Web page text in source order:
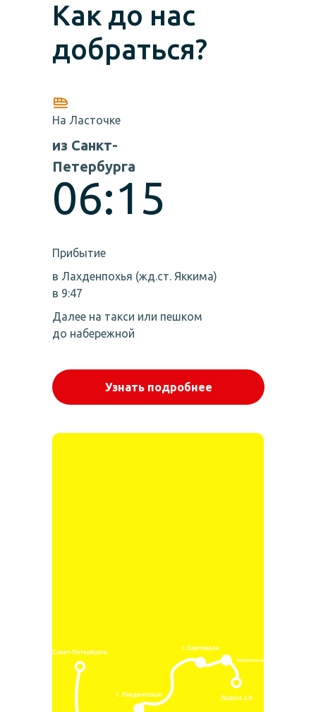
Как до нас
добраться?
На Ласточке
из Санкт-
Петербурга
06:15
Прибытие
в Лахденпохья (жд.ст. Яккима)
в 9:47
Далее на такси или пешком
до набережной
Узнать подробнее